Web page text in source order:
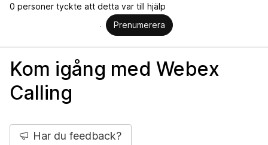
0 personer tyckte att detta var till hjälp
Prenumerera
Kom igång med Webex
Calling
Har du feedback?